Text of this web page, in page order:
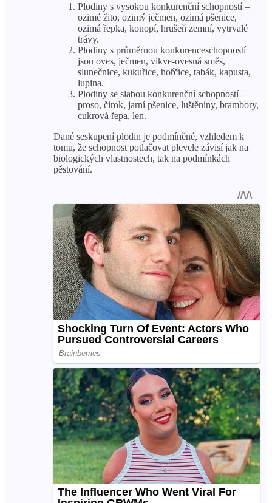
Plodiny s vysokou konkurenční schopností –
ozimé žito, ozimý ječmen, ozimá pšenice,
ozimá řepka, konopí, hrušeň zemní, vytrvalé
trávy.
Plodiny s průměrnou konkurenceschopností
jsou oves, ječmen, vikve-ovesná směs,
slunečnice, kukuřice, hořčice, tabák, kapusta,
lupina.
Plodiny se slabou konkurenční schopností –
proso, čirok, jarní pšenice, luštěniny, brambory,
cukrová řepa, len.
Dané seskupení plodin je podmíněné, vzhledem k
tomu, že schopnost potlačovat plevele závisí jak na
biologických vlastnostech, tak na podmínkách
pěstování.